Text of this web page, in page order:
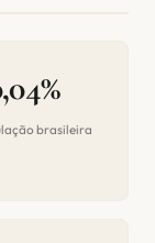
brasileira